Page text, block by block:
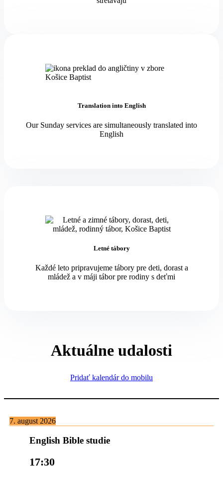
Translation into English
Our Sunday services are simultaneously translated into
English
Letné tábory
Každé leto pripravujeme tábory pre deti, dorast a
mládež a v máji tábor pre rodiny s deťmi
Aktuálne udalosti
Pridať kalendár do mobilu
7. august 2026
English Bible studie
17:30